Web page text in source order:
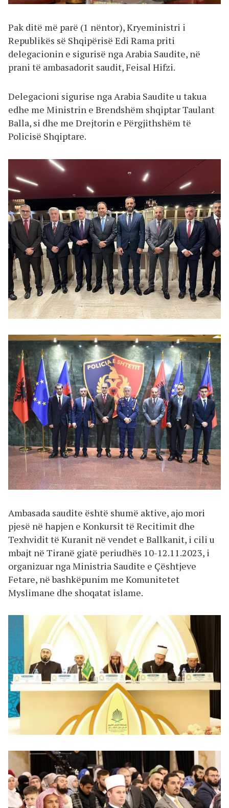
Pak ditë më parë (1 nëntor), Kryeministri i
Republikës së Shqipërisë Edi Rama priti
delegacionin e sigurisë nga Arabia Saudite, në
prani të ambasadorit saudit, Feisal Hifzi.
Delegacioni sigurise nga Arabia Saudite u takua
edhe me Ministrin e Brendshëm shqiptar Taulant
Balla, si dhe me Drejtorin e Përgjithshëm të
Policisë Shqiptare.
Ambasada saudite është shumë aktive, ajo mori
pjesë në hapjen e Konkursit të Recitimit dhe
Texhvidit të Kuranit në vendet e Ballkanit, i cili u
mbajt në Tiranë gjatë periudhës 10-12.11.2023, i
organizuar nga Ministria Saudite e Çështjeve
Fetare, në bashkëpunim me Komunitetet
Myslimane dhe shoqatat islame.